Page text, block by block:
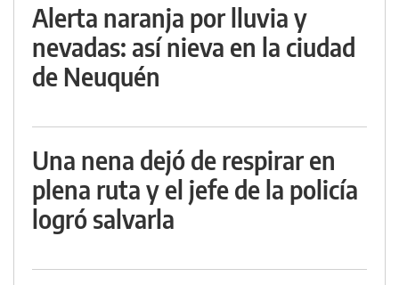
Alerta naranja por lluvia y
nevadas: así nieva en la ciudad
de Neuquén
Una nena dejó de respirar en
plena ruta y el jefe de la policía
logró salvarla